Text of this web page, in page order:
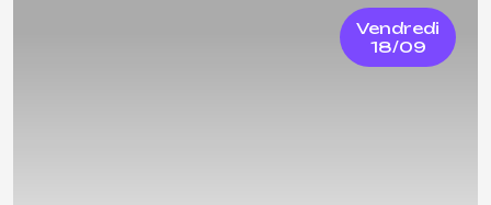
Vendredi
18/09